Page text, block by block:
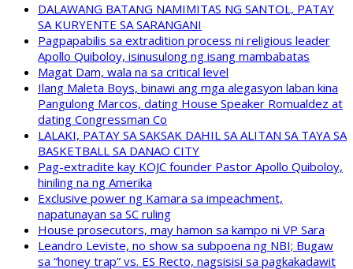
DALAWANG BATANG NAMIMITAS NG SANTOL, PATAY
SA KURYENTE SA SARANGANI
Pagpapabilis sa extradition process ni religious leader
Apollo Quiboloy, isinusulong ng isang mambabatas
Magat Dam, wala na sa critical level
Ilang Maleta Boys, binawi ang mga alegasyon laban kina
Pangulong Marcos, dating House Speaker Romualdez at
dating Congressman Co
LALAKI, PATAY SA SAKSAK DAHIL SA ALITAN SA TAYA SA
BASKETBALL SA DANAO CITY
Pag-extradite kay KOJC founder Pastor Apollo Quiboloy,
hiniling na ng Amerika
Exclusive power ng Kamara sa impeachment,
napatunayan sa SC ruling
House prosecutors, may hamon sa kampo ni VP Sara
Leandro Leviste, no show sa subpoena ng NBI; Bugaw
sa “honey trap” vs. ES Recto, nagsisisi sa pagkakadawit